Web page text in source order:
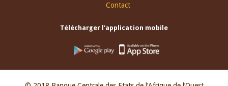
Contact
Télécharger l'application mobile